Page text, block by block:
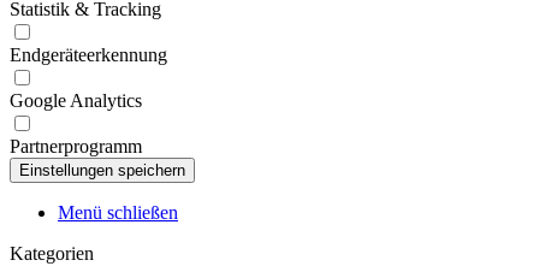
Statistik & Tracking
Endgeräteerkennung
Google Analytics
Partnerprogramm
Menü schließen
Kategorien